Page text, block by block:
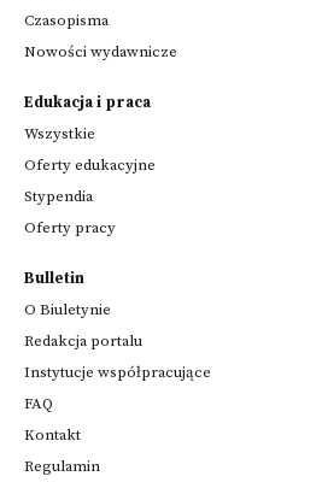
Czasopisma
Nowości wydawnicze
Edukacja i praca
Wszystkie
Oferty edukacyjne
Stypendia
Oferty pracy
Bulletin
O Biuletynie
Redakcja portalu
Instytucje współpracujące
FAQ
Kontakt
Regulamin